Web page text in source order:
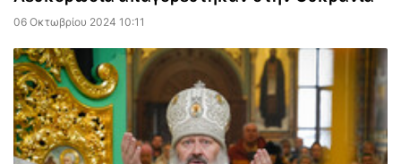
06 Οκτωβρίου 2024 10:11